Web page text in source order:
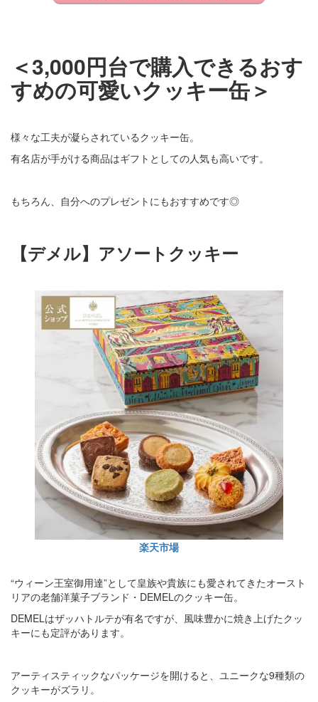
＜3,000円台で購入できるおす
すめの可愛いクッキー缶＞
様々な工夫が凝らされているクッキー缶。
有名店が手がける商品はギフトとしての人気も高いです。
もちろん、自分へのプレゼントにもおすすめです◎
【デメル】アソートクッキー
楽天市場
“ウィーン王室御用達”として皇族や貴族にも愛されてきたオースト
リアの老舗洋菓子ブランド・DEMELのクッキー缶。
DEMELはザッハトルテが有名ですが、風味豊かに焼き上げたクッ
キーにも定評があります。
アーティスティックなパッケージを開けると、ユニークな9種類の
クッキーがズラリ。